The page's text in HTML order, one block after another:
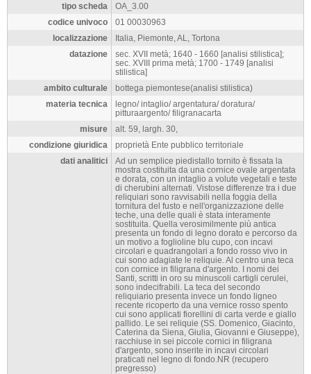
tipo scheda
OA_3.00
codice univoco
01 00030963
localizzazione
Italia, Piemonte, AL, Tortona
datazione
sec. XVII metà; 1640 - 1660 [analisi stilistica];
sec. XVIII prima metà; 1700 - 1749 [analisi
stilistica]
ambito culturale
bottega piemontese(analisi stilistica)
materia tecnica
legno/ intaglio/ argentatura/ doratura/
pitturaargento/ filigranacarta
misure
alt. 59, largh. 30,
condizione giuridica
proprietà Ente pubblico territoriale
dati analitici
Ad un semplice piedistallo tornito è fissata la
mostra costituita da una cornice ovale argentata
e dorata, con un intaglio a volute vegetali e teste
di cherubini alternati. Vistose differenze tra i due
reliquiari sono ravvisabili nella foggia della
tornitura del fusto e nell'organizzazione delle
teche, una delle quali è stata interamente
sostituita. Quella verosimilmente più antica
presenta un fondo di legno dorato e percorso da
un motivo a foglioline blu cupo, con incavi
circolari e quadrangolari a fondo rosso vivo in
cui sono adagiate le reliquie. Al centro una teca
con cornice in filigrana d'argento. I nomi dei
Santi, scritti in oro su minuscoli cartigli cerulei,
sono indecifrabili. La teca del secondo
reliquiario presenta invece un fondo ligneo
recente ricoperto da una vernice rosso spento
cui sono applicati fiorellini di carta verde e giallo
pallido. Le sei reliquie (SS. Domenico, Giacinto,
Caterina da Siena, Giulia, Giovanni e Giuseppe),
racchiuse in sei piccole cornici in filigrana
d'argento, sono inserite in incavi circolari
praticati nel legno di fondo.NR (recupero
pregresso)